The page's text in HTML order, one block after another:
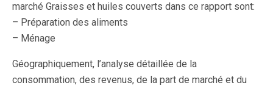
marché Graisses et huiles couverts dans ce rapport sont:
– Préparation des aliments
– Ménage
Géographiquement, l’analyse détaillée de la
consommation, des revenus, de la part de marché et du